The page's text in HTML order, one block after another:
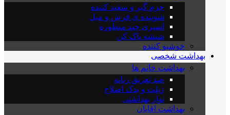
جرم گیر و سفید کننده
شوینده ی فرش و مبل
اسپری چند منظوره
شیشه پاک کن
خوشبو کننده
بهداشت شخصی
بهداشت خانم ها
ضد تعریق زنانه
ژیلت و یدک اصلاح
نوار بهداشتی
بهداشت اقایان